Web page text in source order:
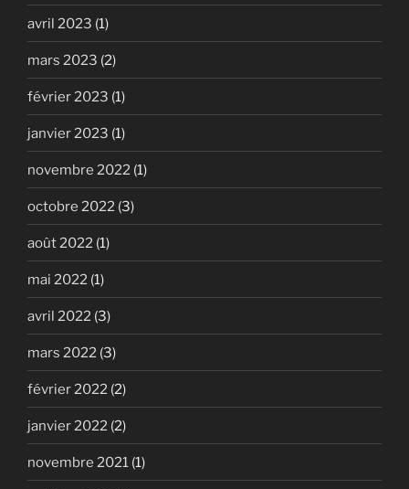
avril 2023 (1)
mars 2023 (2)
février 2023 (1)
janvier 2023 (1)
novembre 2022 (1)
octobre 2022 (3)
août 2022 (1)
mai 2022 (1)
avril 2022 (3)
mars 2022 (3)
février 2022 (2)
janvier 2022 (2)
novembre 2021 (1)